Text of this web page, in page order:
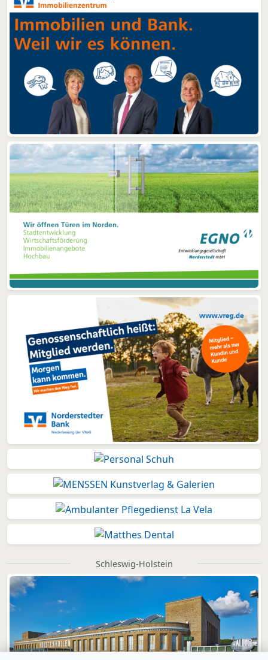
Schleswig-Holstein